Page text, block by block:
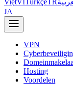
JA
VPN
Hosting
Voordelen